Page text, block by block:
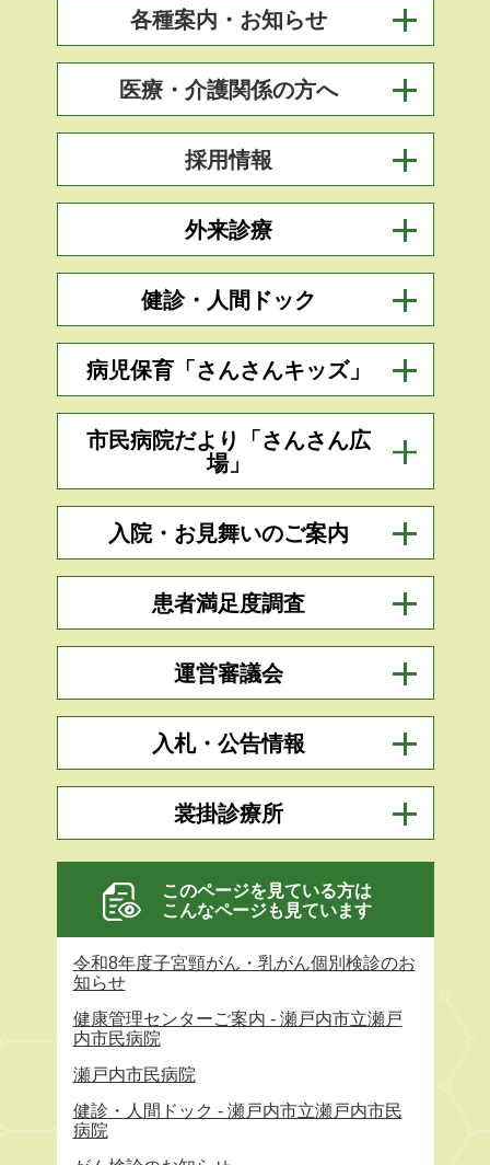
各種案内・お知らせ
医療・介護関係の方へ
採用情報
外来診療
健診・人間ドック
病児保育「さんさんキッズ」
市民病院だより「さんさん広
場」
入院・お見舞いのご案内
患者満足度調査
運営審議会
入札・公告情報
裳掛診療所
このページを見ている方は
こんなページも見ています
令和8年度子宮頸がん・乳がん個別検診のお
知らせ
健康管理センターご案内 - 瀬戸内市立瀬戸
内市民病院
瀬戸内市民病院
健診・人間ドック - 瀬戸内市立瀬戸内市民
病院